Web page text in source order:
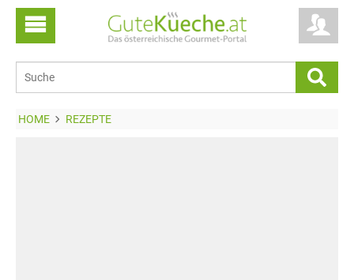
HOME REZEPTE